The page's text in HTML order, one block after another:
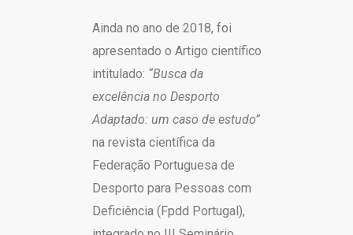
Ainda no ano de 2018, foi
apresentado o Artigo científico
intitulado: “Busca da
excelência no Desporto
Adaptado: um caso de estudo”
na revista científica da
Federação Portuguesa de
Desporto para Pessoas com
Deficiência (Fpdd Portugal),